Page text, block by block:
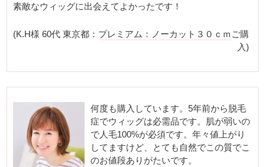
素敵なウィッグに出会えてよかったです！
(K.H様 60代 東京都： プレミアム：ノーカット３０ｃｍ ご購
入)
何度も購入しています。5年前から脱毛
症でウィッグは必需品です。肌が弱いの
で人毛100%が必須です。年々値上がり
してますけど、とても自然でこの質でこ
のお値段ありがたいです。